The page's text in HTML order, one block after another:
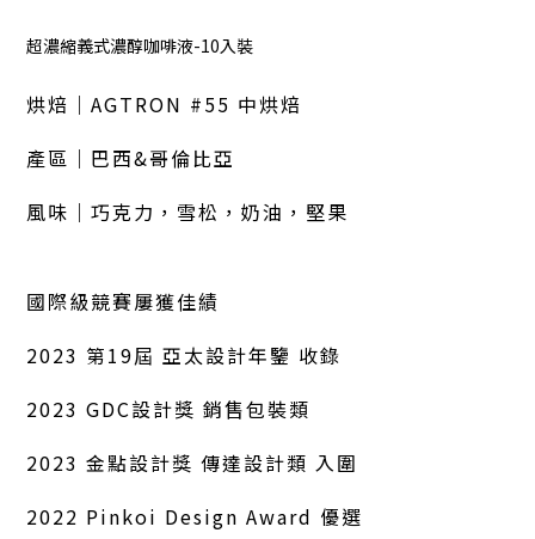
超濃縮義式濃醇咖啡液-10入裝
烘焙｜AGTRON #55 中烘焙
產區｜巴西&哥倫比亞
風味｜巧克力，雪松，奶油，堅果
國際級競賽屢獲佳績
2023 第19屆 亞太設計年鑒 收錄
2023 GDC設計獎 銷售包裝類
2023 金點設計獎 傳達設計類 入圍
2022 Pinkoi Design Award 優選